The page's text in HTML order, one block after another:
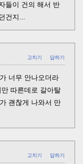
들이 건의 해서 반
건지...
고치기 답하기
너무 안나오더라
따른데로 갈아탈
괜찮게 나와서 만
고치기 답하기